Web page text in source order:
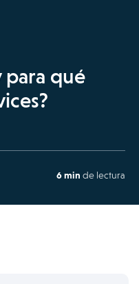
para qué
6 min de lectura